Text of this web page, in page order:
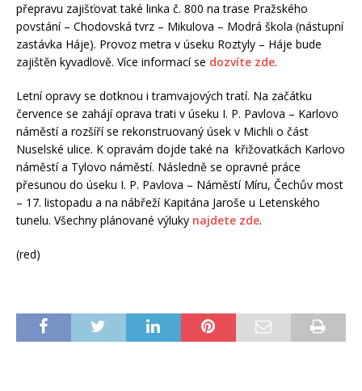
přepravu zajišťovat také linka č. 800 na trase Pražského
povstání – Chodovská tvrz – Mikulova – Modrá škola (nástupní
zastávka Háje). Provoz metra v úseku Roztyly – Háje bude
zajištěn kyvadlově. Více informací se dozvíte zde.
Letní opravy se dotknou i tramvajových tratí. Na začátku
července se zahájí oprava trati v úseku I. P. Pavlova – Karlovo
náměstí a rozšíří se rekonstruovaný úsek v Michli o část
Nuselské ulice. K opravám dojde také na křižovatkách Karlovo
náměstí a Tylovo náměstí. Následně se opravné práce
přesunou do úseku I. P. Pavlova – Náměstí Míru, Čechův most
– 17. listopadu a na nábřeží Kapitána Jaroše u Letenského
tunelu. Všechny plánované výluky najdete zde.
(red)